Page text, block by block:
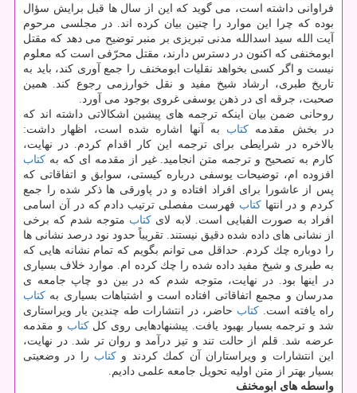
فراوانی داشته است، می گوید كه این از سال ها قبل برایش سؤال
بوده كه چرا این موارد را چنین بیان كرده اند. در مجلسی مرحوم
آیت الله سید اسدالله مدنی تبریزی بر منبر توضیح می دهد كه مقتل
ابومخنفی كه اكنون در دسترس دارند، مقتل محرّفی است كه معلوم
نیست و اگر كسی بخواهد نقلیات ابومخنف را جمع آوری كند، باید به
تاریخ طبری، ارشاد شیخ مفید و نقل خوارزمی رجوع كند. همین
صحبت، جرقه ای در ذهن یوسفی غروی بوجود می آورد.
روحانی ضمن بیان اینكه ترجمه های پیشین اشكالاتی داشته اند كه
در بخش مقدمه كتاب به آنها اشاره شده است، اظهار داشت:
بالاخره در شرایطی برای ترجمه این كار اقدام كردم. در نهایت،
كارم به تصحیح و ترجمه متن انجامید. غیر از مقدمه ای كه به كتاب
افزوده ام، توضیحات یوسفی درباره كیستی، سوابق و اتفاقاتی كه
پس از عاشورا برای افراد افتاده و در پاورقی ها ذكر شده را جمع
كردم و در انتهاكتاب فهرست مفصلی ترتیب دادم كه در آن اسامی
افراد به صورت الفبایی است. لابه لای كتاب متوجه شدم كه برخی
از نشانی های داده شده دقیق نیستند. تقریباً حدود نود درصد نشانی ها
را دوباره چك كردم. حداقل می توانم بگویم كه تمام نشانه هایی كه
به طبری و شیخ مفید داده شده را چك كرده ام. موارد خلاف بسیاری
در اینها بود. در نهایت، متوجه شدم كه در بین دو چاپ جامعه ی
مدرسان و مجمع اتفاقاتی افتاده است و اشتباهات بسیاری به كتاب
راه یافته است. كتاب حاضر، در انتشارات طه چندین بار ویراستاری
شد و ترجمه بسیار بهبود یافت. پیشنهادهایی روی كلكتاب و مقدمه
عرضه شد. قلم از حالت تند و تیز درآمد و روان تر شد. در نهایت،
این انتشارات و ویراستاران آن كمك كردند و كتاب را در وضعیتی
بسیار بهتر از متن اولیه تحویل جامعه علمی دادیم.
واسطه های ابومخنف